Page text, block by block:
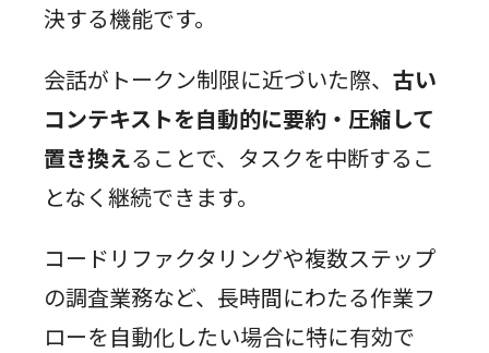
決する機能です。
会話がトークン制限に近づいた際、 古い
コンテキストを自動的に要約・圧縮して
置き換えることで、タスクを中断するこ
となく継続できます。
コードリファクタリングや複数ステップ
の調査業務など、長時間にわたる作業フ
ローを自動化したい場合に特に有効で